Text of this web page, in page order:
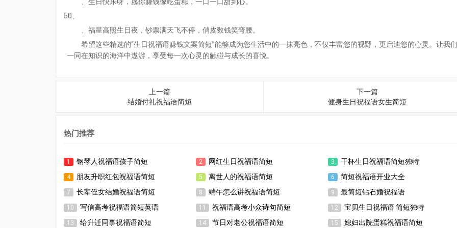
50、
、福星高照生日夜，钞票满天飞不停，俏皮数钱笑弯腰。
希望这些精选的“生日祝福语赚钱文案简短”能够成为您生活中的一抹亮色，不仅丰富您的视野，更启迪您的心灵。让我们
一同在知识的海洋中遨游，享受每一次心灵的触碰与成长的喜悦。
上一篇
结婚付礼祝福语简短
下一篇
健身生日祝福语女生简短
热门推荐
1 钢琴人祝福语孩子简短 2 网红生日祝福语简短 3 干杯生日祝福语简短独特
4 朋友升职红包祝福语简短 5 离世人的祝福语简短 6 简短祝福语开业大全
7 长辈侄女结婚祝福语简短 8 端午怎么讲祝福语简短 9 最简短钻石婚祝福语
10 写信高考祝福语简短英语 11 祝福语高考小众诗句简短 12 宝贝生日祝福语 简短独特
13 给升迁同事祝福语简短 14 节日对老公祝福语简短 15 媳妇出院蛋糕祝福语简短